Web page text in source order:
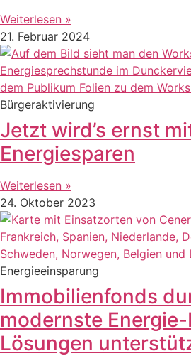
Weiterlesen »
21. Februar 2024
Bürgeraktivierung
Jetzt wird’s ernst
Energiesparen
Weiterlesen »
24. Oktober 2023
Energieeinsparung
Immobilienfonds
modernste
Lösungen